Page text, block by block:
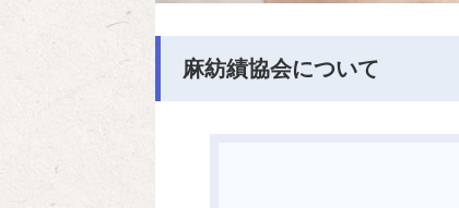
麻紡績協会について